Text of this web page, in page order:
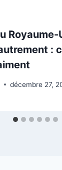
Royaume-
:
décembre 27,